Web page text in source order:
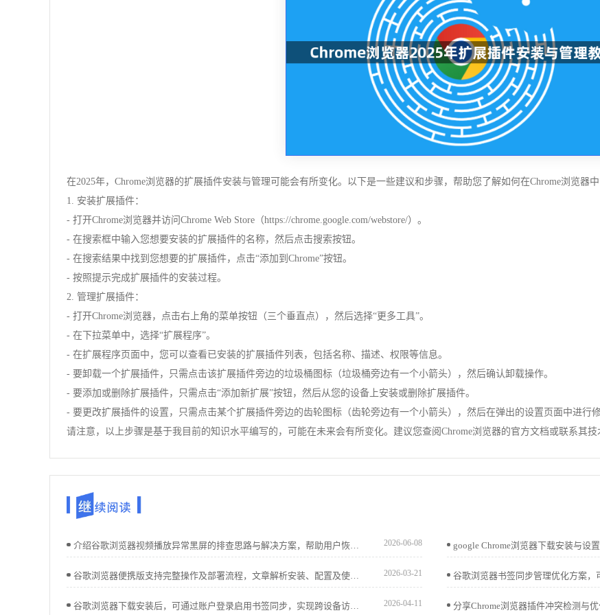
在2025年，Chrome浏览器的扩展插件安装与管理可能会有所变化。以下是一些建议和步骤，帮助您了解如何在Chrome浏览器中
1. 安装扩展插件：
- 打开Chrome浏览器并访问Chrome Web Store（https://chrome.google.com/webstore/）。
- 在搜索框中输入您想要安装的扩展插件的名称，然后点击搜索按钮。
- 在搜索结果中找到您想要的扩展插件，点击“添加到Chrome”按钮。
- 按照提示完成扩展插件的安装过程。
2. 管理扩展插件：
- 打开Chrome浏览器，点击右上角的菜单按钮（三个垂直点），然后选择“更多工具”。
- 在下拉菜单中，选择“扩展程序”。
- 在扩展程序页面中，您可以查看已安装的扩展插件列表，包括名称、描述、权限等信息。
- 要卸载一个扩展插件，只需点击该扩展插件旁边的垃圾桶图标（垃圾桶旁边有一个小箭头），然后确认卸载操作。
- 要添加或删除扩展插件，只需点击“添加新扩展”按钮，然后从您的设备上安装或删除扩展插件。
- 要更改扩展插件的设置，只需点击某个扩展插件旁边的齿轮图标（齿轮旁边有一个小箭头），然后在弹出的设置页面中进行修
请注意，以上步骤是基于我目前的知识水平编写的，可能在未来会有所变化。建议您查阅Chrome浏览器的官方文档或联系其技
介绍谷歌浏览器视频播放异常黑屏的排查思路与解决方案，帮助用户恢复正常视频播放。 2026-06-08
谷歌浏览器便携版支持完整操作及部署流程，文章解析安装、配置及使用技巧，并分享移动办公优化方法，帮助用户高效完成全流程操作。 2026-03-21
谷歌浏览器下载安装后，可通过账户登录启用书签同步，实现跨设备访问书签和收藏夹，保证数据一致性和便捷操作。 2026-04-11